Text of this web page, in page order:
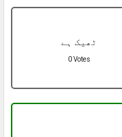
ٹھیک ہے
0 Votes